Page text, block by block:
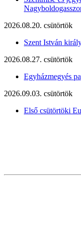
2026.08.20. csütörtök
Szent István
2026.08.27. csütörtök
Egyházmegyés
2026.09.03. csütörtök
Első csütörtöki